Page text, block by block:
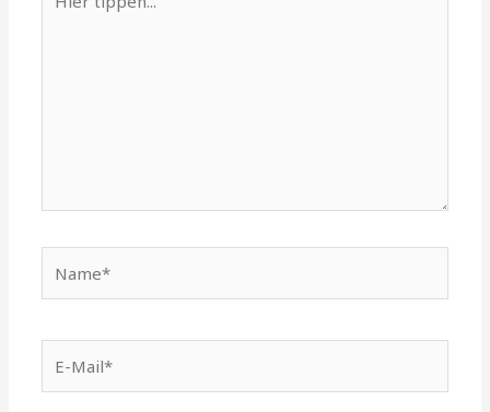
tippen...
Mail*